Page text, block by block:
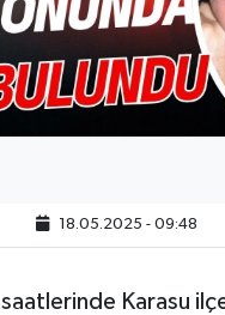
18.05.2025 - 09:48
Karasu